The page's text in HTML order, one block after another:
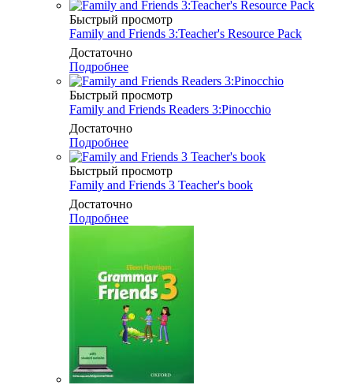
Быстрый просмотр
Family and Friends 3:Teacher's Resource Pack
Достаточно
Подробнее
Быстрый просмотр
Family and Friends Readers 3:Pinocchio
Достаточно
Подробнее
Быстрый просмотр
Family and Friends 3 Teacher's book
Достаточно
Подробнее